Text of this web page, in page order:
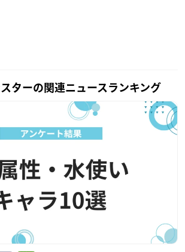
ターの関連ニュースランキング